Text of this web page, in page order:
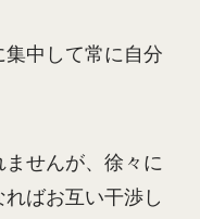
中して常に自分
せんが、徐々に
ばお互い干渉し